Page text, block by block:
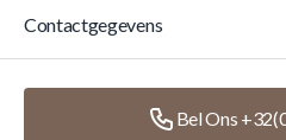
Contactgegevens
Bel Ons